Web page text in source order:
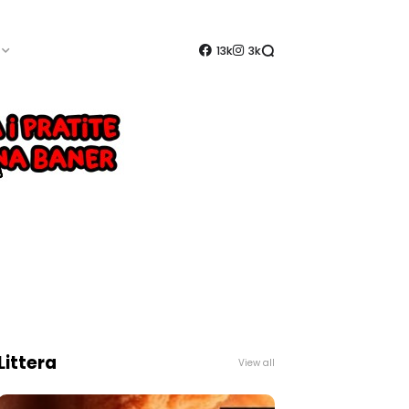
13k 3k
View all